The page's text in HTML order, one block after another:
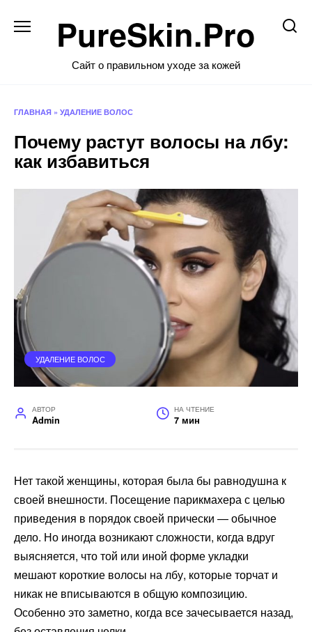
содержаниюPureSkin.Pro
Сайт о правильном уходе за кожей
ГЛАВНАЯ » УДАЛЕНИЕ ВОЛОС
Почему растут волосы на лбу:
как избавиться
УДАЛЕНИЕ ВОЛОС
АВТОР
Admin
НА ЧТЕНИЕ
7 мин
Нет такой женщины, которая была бы равнодушна к
своей внешности. Посещение парикмахера с целью
приведения в порядок своей прически — обычное
дело. Но иногда возникают сложности, когда вдруг
выясняется, что той или иной форме укладки
мешают короткие волосы на лбу, которые торчат и
никак не вписываются в общую композицию.
Особенно это заметно, когда все зачесывается назад,